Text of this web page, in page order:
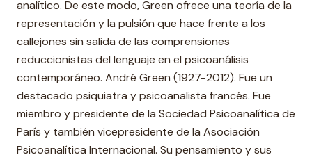
analítico. De este modo, Green ofrece una teoría de la
representación y la pulsión que hace frente a los
callejones sin salida de las comprensiones
reduccionistas del lenguaje en el psicoanálisis
contemporáneo. André Green (1927-2012). Fue un
destacado psiquiatra y psicoanalista francés. Fue
miembro y presidente de la Sociedad Psicoanalítica de
París y también vicepresidente de la Asociación
Psicoanalítica Internacional. Su pensamiento y sus